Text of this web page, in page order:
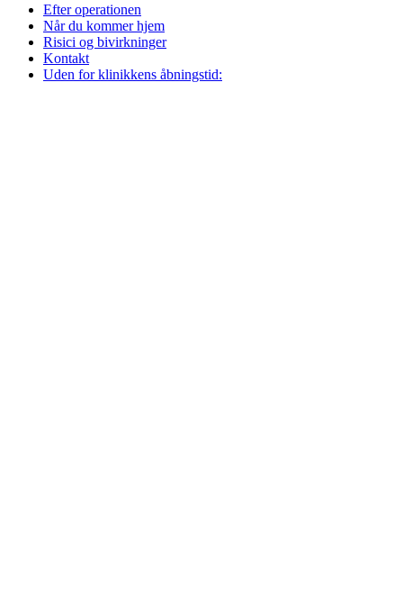
Efter operationen
Når du kommer hjem
Risici og bivirkninger
Kontakt
Uden for klinikkens åbningstid: